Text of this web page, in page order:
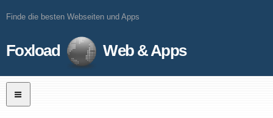
Finde die besten Webseiten und Apps
Foxload Web & Apps